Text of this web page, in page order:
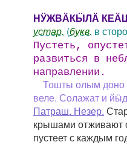
НӰЖВӒКӸЛӒ
устар. (букв. в
Пустеть,
развиться в
направлении.
Тошты олым доно
веле. Солажат и
Патраш. Незер.
крышами отживают
пустеет с каждым